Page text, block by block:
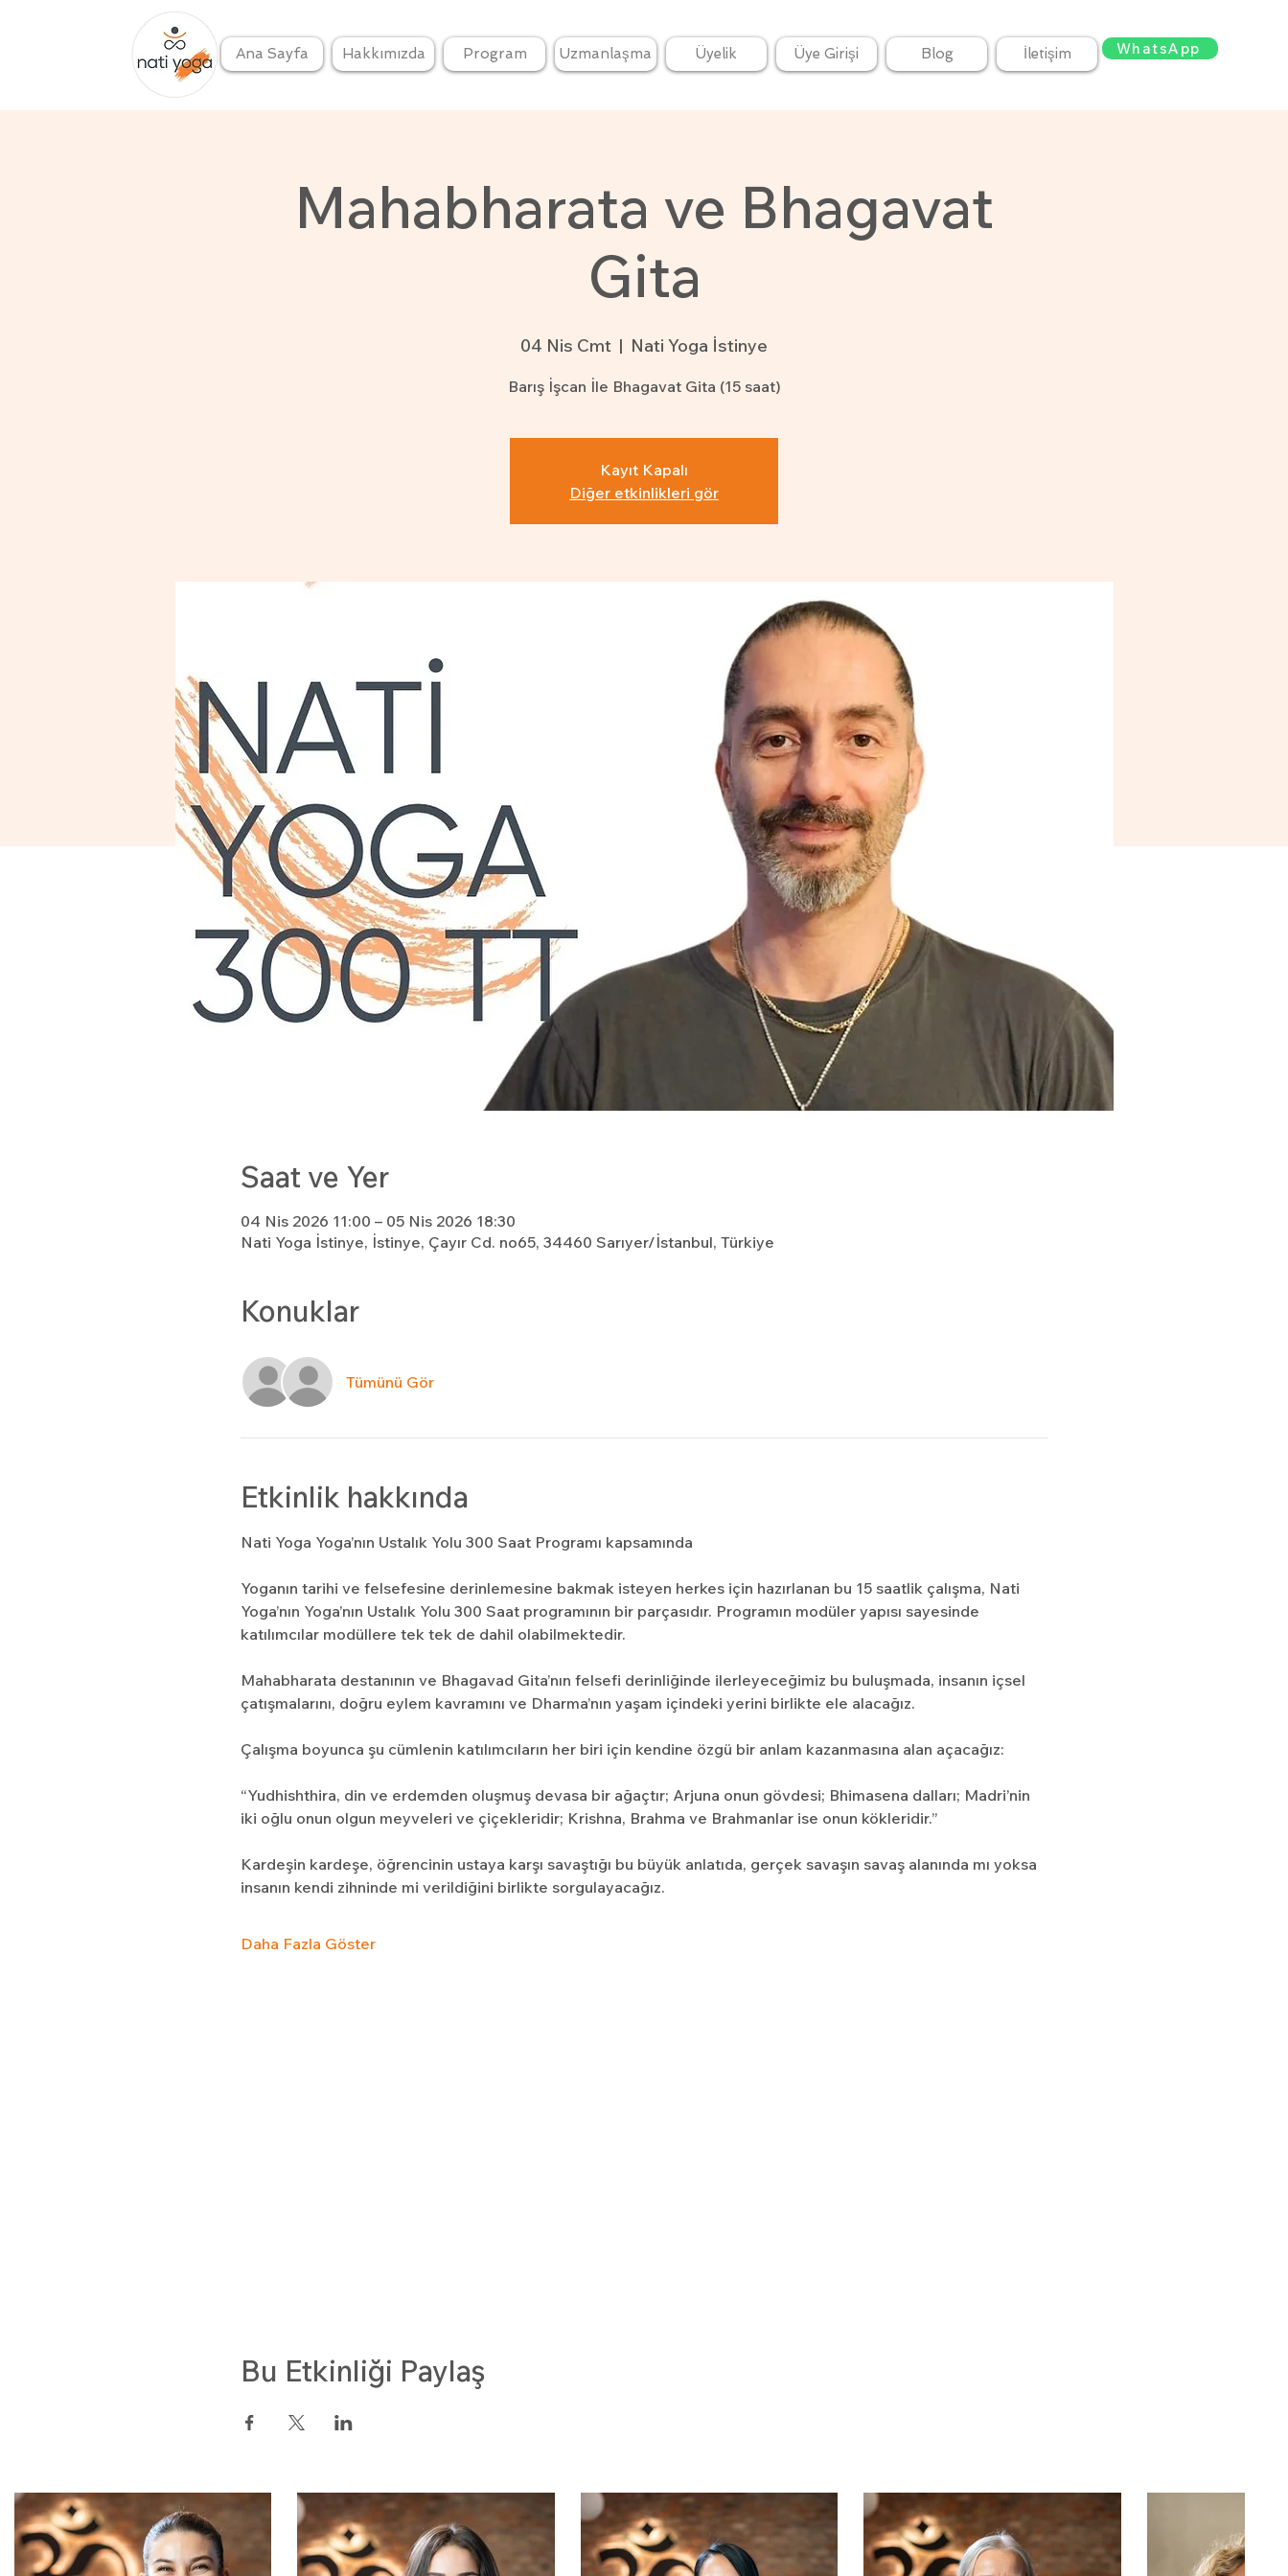
Ana Sayfa Hakkımızda Program Uzmanlaşma Üyelik Üye Girişi Blog İletişim WhatsApp
Mahabharata ve Bhagavat
Gita
04 Nis Cmt
  |
Nati Yoga İstinye
Barış İşcan İle Bhagavat Gita (15 saat)
Kayıt Kapalı
Diğer etkinlikleri gör
Saat ve Yer
04 Nis 2026 11:00 – 05 Nis 2026 18:30
Nati Yoga İstinye, İstinye, Çayır Cd. no65, 34460 Sarıyer/İstanbul, Türkiye
Konuklar
Tümünü Gör
Etkinlik hakkında
Nati Yoga Yoga’nın Ustalık Yolu 300 Saat Programı kapsamında
Yoganın tarihi ve felsefesine derinlemesine bakmak isteyen herkes için hazırlanan bu 15 saatlik çalışma, Nati
Yoga’nın Yoga’nın Ustalık Yolu 300 Saat programının bir parçasıdır. Programın modüler yapısı sayesinde
katılımcılar modüllere tek tek de dahil olabilmektedir.
Mahabharata destanının ve Bhagavad Gita’nın felsefi derinliğinde ilerleyeceğimiz bu buluşmada, insanın içsel
çatışmalarını, doğru eylem kavramını ve Dharma’nın yaşam içindeki yerini birlikte ele alacağız.
Çalışma boyunca şu cümlenin katılımcıların her biri için kendine özgü bir anlam kazanmasına alan açacağız:
“Yudhishthira, din ve erdemden oluşmuş devasa bir ağaçtır; Arjuna onun gövdesi; Bhimasena dalları; Madri’nin
iki oğlu onun olgun meyveleri ve çiçekleridir; Krishna, Brahma ve Brahmanlar ise onun kökleridir.”
Kardeşin kardeşe, öğrencinin ustaya karşı savaştığı bu büyük anlatıda, gerçek savaşın savaş alanında mı yoksa
insanın kendi zihninde mi verildiğini birlikte sorgulayacağız.
Daha Fazla Göster
Bu Etkinliği Paylaş